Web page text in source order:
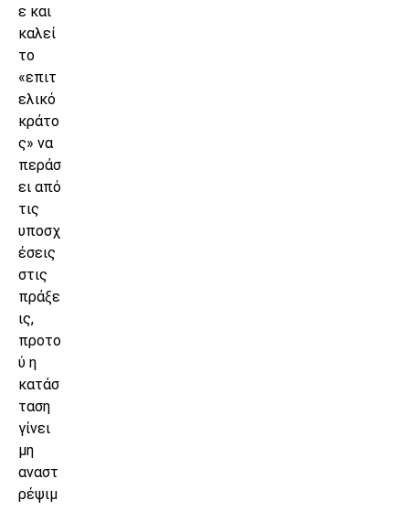
ε και
καλεί
το
«επιτ
ελικό
κράτο
ς» να
περάσ
ει από
τις
υποσχ
έσεις
στις
πράξε
ις,
προτο
ύ η
κατάσ
ταση
γίνει
μη
αναστ
ρέψιμ